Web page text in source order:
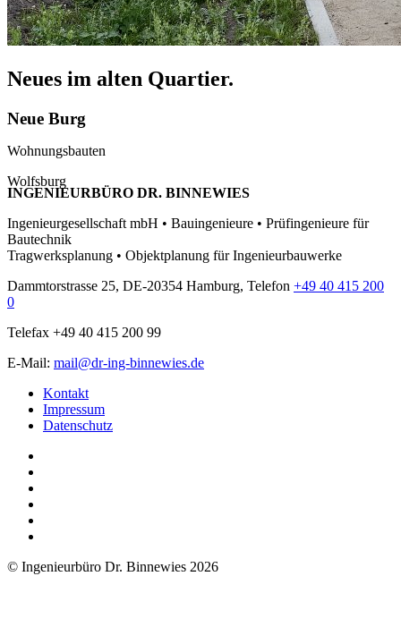
Neues im alten Quartier.
Neue Burg
Wohnungsbauten
Wolfsburg
INGENIEURBÜRO DR. BINNEWIES
Ingenieurgesellschaft mbH • Bauingenieure • Prüfingenieure für
Bautechnik
Tragwerksplanung • Objektplanung für Ingenieurbauwerke
Dammtorstrasse 25, DE-20354 Hamburg, Telefon +49 40 415 200
0
Telefax +49 40 415 200 99
E-Mail: mail@dr-ing-binnewies.de
Kontakt
Impressum
Datenschutz
© Ingenieurbüro Dr. Binnewies 2026